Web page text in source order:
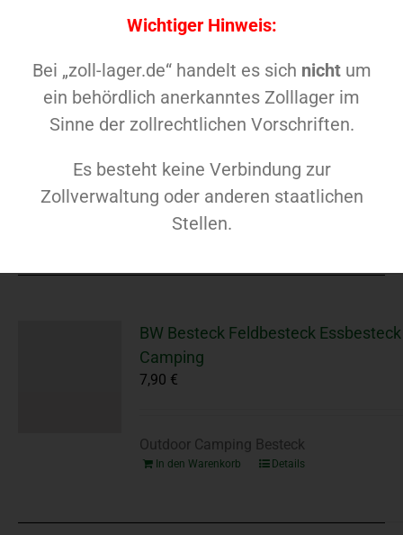
mit Bezug
6,90€
Commando Industries Feldflasche
In den Warenkorb
BW Besteck Feldbesteck
Camping
7,90 €
Outdoor Camping Besteck
In den Warenkorb Details
Wichtiger Hinweis:
Bei „zoll-lager.de“ handelt es sich nichtum
ein behördlich anerkanntes Zolllager im
Sinne der zollrechtlichen Vorschriften.
Es besteht keine Verbindung zur
Zollverwaltung oder anderen staatlichen
Stellen.